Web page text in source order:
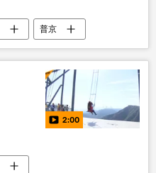
普京
会晤
2:00